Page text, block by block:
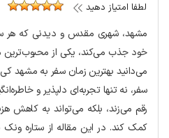
لطفا امتیاز دهید
مشهد، شهری مقدس و دیدنی که هر
خود جذب می‌کند، یکی از محبوب‌ترین
می‌دانید بهترین زمان سفر به مشهد
سفر، نه تنها تجربه‌ای دلپذیر و
رقم می‌زند، بلکه می‌تواند به کاهش
کمک کند. در این مقاله از ستاره